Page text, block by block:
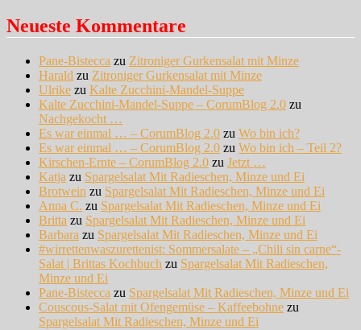
Neueste Kommentare
Pane-Bistecca zu Zitroniger Gurkensalat mit Minze
Harald zu Zitroniger Gurkensalat mit Minze
Ulrike zu Kalte Zucchini-Mandel-Suppe
Kalte Zucchini-Mandel-Suppe – CorumBlog 2.0 zu
Nachgekocht …
Es war einmal … – CorumBlog 2.0 zu Wo bin ich?
Es war einmal … – CorumBlog 2.0 zu Wo bin ich – Teil 2?
Kirschen-Ernte – CorumBlog 2.0 zu Jetzt …
Katja zu Spargelsalat Mit Radieschen, Minze und Ei
Brotwein zu Spargelsalat Mit Radieschen, Minze und Ei
Anna C. zu Spargelsalat Mit Radieschen, Minze und Ei
Britta zu Spargelsalat Mit Radieschen, Minze und Ei
Barbara zu Spargelsalat Mit Radieschen, Minze und Ei
#wirrettenwaszurettenist: Sommersalate – „Chili sin carne“-
Salat | Brittas Kochbuch zu Spargelsalat Mit Radieschen,
Minze und Ei
Pane-Bistecca zu Spargelsalat Mit Radieschen, Minze und Ei
Couscous-Salat mit Ofengemüse – Kaffeebohne zu
Spargelsalat Mit Radieschen, Minze und Ei